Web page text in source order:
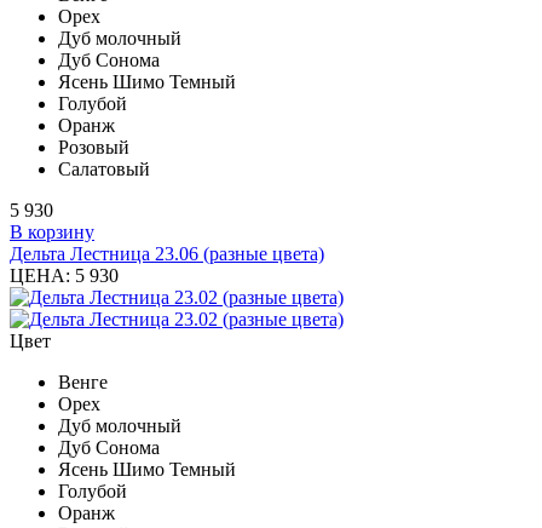
Орех
Дуб молочный
Дуб Сонома
Ясень Шимо Темный
Голубой
Оранж
Розовый
Салатовый
5 930
В корзину
Дельта Лестница 23.06 (разные цвета)
ЦЕНА: 5 930
Цвет
Венге
Орех
Дуб молочный
Дуб Сонома
Ясень Шимо Темный
Голубой
Оранж